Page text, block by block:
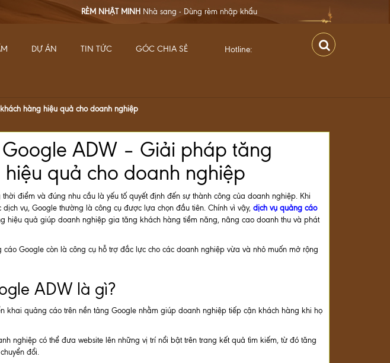
Nhà sang - Dùng rèm nhập khẩu
DỰ ÁN TIN TỨC GÓC CHIA SẺ Hotline:
hàng hiệu quả cho doanh nghiệp
ADW – Giải pháp tăng
quả cho doanh nghiệp
điểm và đúng nhu cầu là yếu tố quyết định đến sự thành công của doanh nghiệp. Khi
vụ, Google thường là công cụ được lựa chọn đầu tiên. Chính vì vậy, dịch vụ quảng cáo
hiệu quả giúp doanh nghiệp gia tăng khách hàng tiềm năng, nâng cao doanh thu và phát
Google còn là công cụ hỗ trợ đắc lực cho các doanh nghiệp vừa và nhỏ muốn mở rộng
ADW là gì?
khai quảng cáo trên nền tảng Google nhằm giúp doanh nghiệp tiếp cận khách hàng khi họ
nghiệp có thể đưa website lên những vị trí nổi bật trên trang kết quả tìm kiếm, từ đó tăng
đổi.